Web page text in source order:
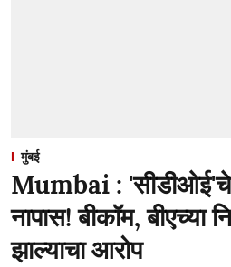
मुंबई
Mumbai : 'सीडीओई'चे
नापास! बीकॉम, बीएच्या
झाल्याचा आरोप